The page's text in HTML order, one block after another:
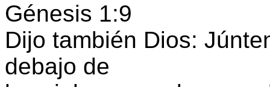
Génesis 1:9
Dijo también Dios:
debajo de